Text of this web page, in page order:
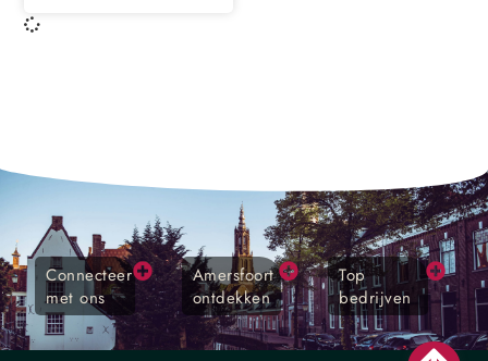
Connecteer
met ons
Amersfoort
ontdekken
Top
bedrijven